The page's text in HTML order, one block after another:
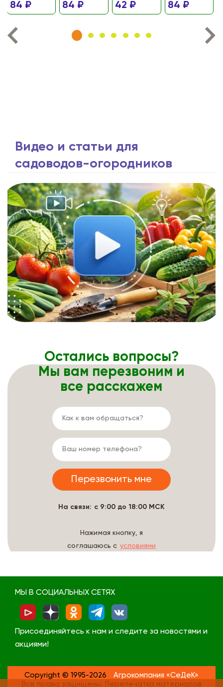
84 ₽ 84 ₽ 42 ₽ 84 ₽
Видео и статьи для
садоводов-огородников
Остались вопросы?
Мы вам перезвоним и
все расскажем
На связи: с 9:00 до 18:00 МСК
Нажимая кнопку, я
соглашаюсь с условиями
МЫ В СОЦИАЛЬНЫХ СЕТЯХ
Присоединяйтесь к нам и следите за новостями и
акциями!
Copyright © 1995-2026
Агрокомпания «СеДеК»
Все права защищены. Перепечатка материалов